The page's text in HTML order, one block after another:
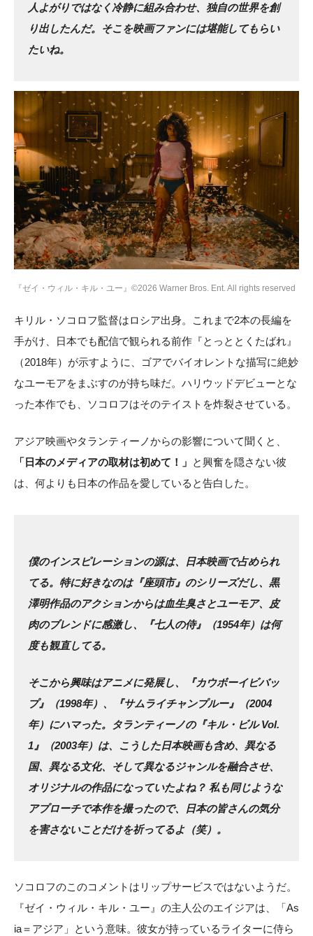
人よがりではなく冷静に組み合わせ、独自の世界を創
り出したんだ。そこを映画ファンには堪能してもらい
たいね。
『ゼイ・ウィル・キル・ユー』©2026 Warner Bros. Ent. All rights reserved
キリル・ソコロフ監督はロシア出身。これまで2本の長編を
手がけ、日本でも配信で観られる前作『とっととくたばれ』
（2018年）が示すように、ゴアでバイオレントな描写に絶妙
なユーモアをまぶすのが持ち味だ。ハリウッドデビューとな
った本作でも、ソコロフはそのテイストを炸裂させている。
アジア映画やタランティーノからの影響について聞くと、
「日本のメディアの取材は初めて！」 と興奮を隠さない彼
は、何よりも日本の作品を愛していると告白した。
僕のインスピレーションの源は、日本映画で占められ
てる。特に好きなのは『座頭市』のシリーズだし、黒
澤明作品のアクションからは血生臭さとユーモア、皮
肉のブレンドに感激し、『七人の侍』（1954年）は何
度も観直してる。
そこから興味はアニメに発展し、『カウボーイビバッ
プ』（1998年）、『サムライチャンプルー』（2004
年）にハマった。タランティーノの『キル・ビル Vol.
1』（2003年）は、こうした日本映画も含め、異なる
国、異なる文化、そして異なるジャンルを融合させ、
オリジナルの作品になっていたよね？ 私も同じような
アプローチで本作を撮ったので、日本の皆さんの気分
を害さないことだけを祈ってるよ（笑）。
ソコロフのこのコメントはリップサービスではないようだ。
『ゼイ・ウィル・キル・ユー』の主人公のエイジアは、「As
ia＝アジア」という意味。彼女が持っているライターに侍ら